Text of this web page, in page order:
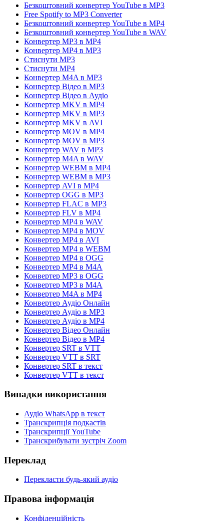
Безкоштовний конвертер YouTube в MP3
Free Spotify to MP3 Converter
Безкоштовний конвертер YouTube в MP4
Безкоштовний конвертер YouTube в WAV
Конвертер MP3 в MP4
Конвертер MP4 в MP3
Стиснути MP3
Стиснути MP4
Конвертер M4A в MP3
Конвертер Відео в MP3
Конвертер Відео в Аудіо
Конвертер MKV в MP4
Конвертер MKV в MP3
Конвертер MKV в AVI
Конвертер MOV в MP4
Конвертер MOV в MP3
Конвертер WAV в MP3
Конвертер M4A в WAV
Конвертер WEBM в MP4
Конвертер WEBM в MP3
Конвертер AVI в MP4
Конвертер OGG в MP3
Конвертер FLAC в MP3
Конвертер FLV в MP4
Конвертер MP4 в WAV
Конвертер MP4 в MOV
Конвертер MP4 в AVI
Конвертер MP4 в WEBM
Конвертер MP4 в OGG
Конвертер MP4 в M4A
Конвертер MP3 в OGG
Конвертер MP3 в M4A
Конвертер M4A в MP4
Конвертер Аудіо Онлайн
Конвертер Аудіо в MP3
Конвертер Аудіо в MP4
Конвертер Відео Онлайн
Конвертер Відео в MP4
Конвертер SRT в VTT
Конвертер VTT в SRT
Конвертер SRT в текст
Конвертер VTT в текст
Випадки використання
Аудіо WhatsApp в текст
Транскрипція подкастів
Транскрипції YouTube
Транскрибувати зустріч Zoom
Переклад
Перекласти будь-який аудіо
Правова інформація
Конфіденційність